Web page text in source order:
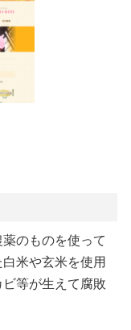
のものを使って
米や玄米を使用
等が生えて腐敗